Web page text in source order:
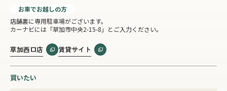
お車でお越しの方
店舗裏に専用駐車場がございます。
カーナビには「草加市中央2-15-8」とご入力ください。
草加西口店 賃貸サイト
買いたい